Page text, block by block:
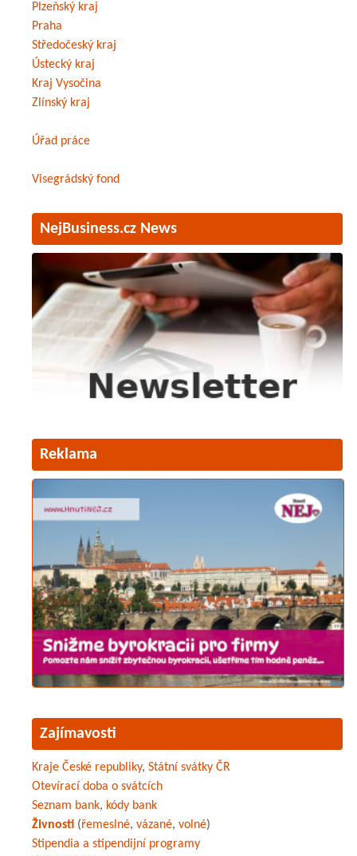
Plzeňský kraj
Praha
Středočeský kraj
Ústecký kraj
Kraj Vysočina
Zlínský kraj
Úřad práce
Visegrádský fond
NejBusiness.cz News
Reklama
Zajímavosti
Kraje České republiky, Státní svátky ČR
Otevírací doba o svátcích
Seznam bank, kódy bank
Živnosti (řemeslné, vázané, volné)
Stipendia a stipendijní programy